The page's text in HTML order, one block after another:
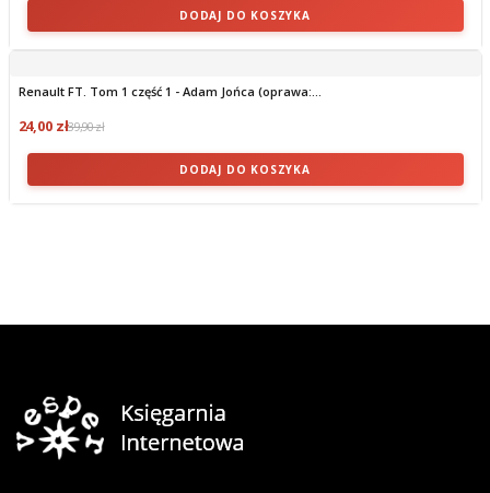
DODAJ DO KOSZYKA
Renault FT. Tom 1 część 1 - Adam Jońca (oprawa:...
24,00 zł39,90 zł
DODAJ DO KOSZYKA